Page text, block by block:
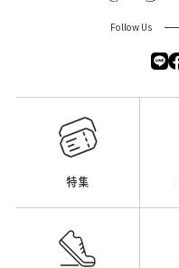
Follow Us
特集